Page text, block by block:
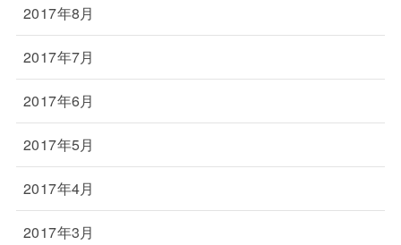
2017年8月
2017年7月
2017年6月
2017年5月
2017年4月
2017年3月